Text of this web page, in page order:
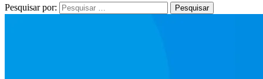
Pesquisar por: